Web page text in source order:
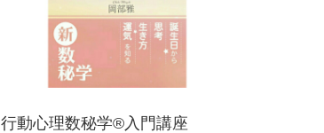
行動心理数秘学®入門講座